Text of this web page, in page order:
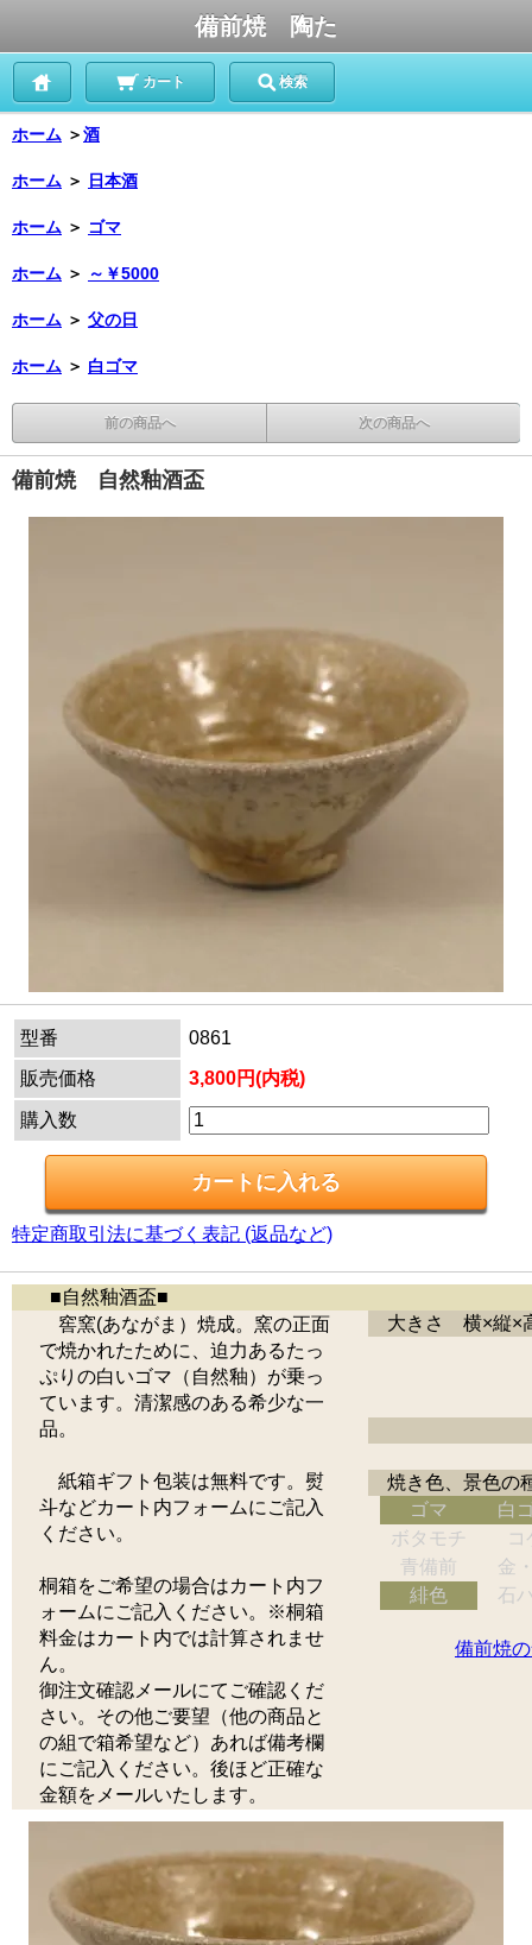
備前焼 陶た
カート 検索
ホーム ＞酒
ホーム ＞ 日本酒
ホーム ＞ ゴマ
ホーム ＞ ～￥5000
ホーム ＞ 父の日
ホーム ＞ 白ゴマ
前の商品へ 次の商品へ
備前焼 自然釉酒盃
型番
0861
販売価格
3,800円(内税)
購入数
特定商取引法に基づく表記 (返品など)
■自然釉酒盃■
窖窯(あながま）焼成。窯の正面
で焼かれたために、迫力あるたっ
ぷりの白いゴマ（自然釉）が乗っ
ています。清潔感のある希少な一
品。
紙箱ギフト包装は無料です。熨
斗などカート内フォームにご記入
ください。
桐箱をご希望の場合はカート内フ
ォームにご記入ください。※桐箱
料金はカート内では計算されませ
ん。
御注文確認メールにてご確認くだ
さい。その他ご要望（他の商品と
の組で箱希望など）あれば備考欄
にご記入ください。後ほど正確な
金額をメールいたします。
大きさ 横×縦×
焼き色、景色の
ゴマ
白
ボタモチ
コ
青備前
金
緋色
石
備前焼